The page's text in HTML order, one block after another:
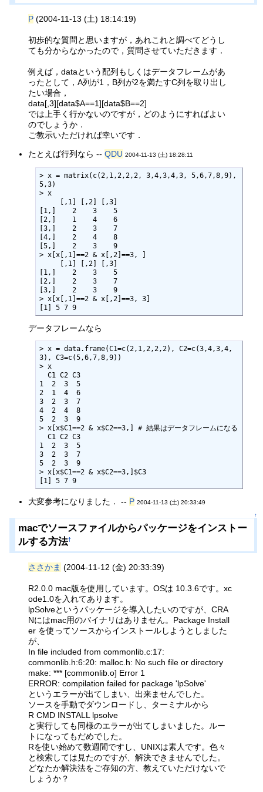
P (2004-11-13 (土) 18:14:19)
初歩的な質問と思いますが，あれこれと調べてどうし
ても分からなかったので，質問させていただきます．
例えば，dataという配列もしくはデータフレームがあ
ったとして，A列が1，B列が2を満たすC列を取り出し
たい場合，
data[,3][data$A==1][data$B==2]
では上手く行かないのですが，どのようにすればよい
のでしょうか．
ご教示いただければ幸いです．
たとえば行列なら --QDU 2004-11-13 (土) 18:28:11
> x = matrix(c(2,1,2,2,2, 3,4,3,4,3, 5,6,7,8,9),
5,3)
> x
[1,]    2    3    5
[2,]    1    4    6
[3,]    2    3    7
[4,]    2    4    8
[5,]    2    3    9
> x[x[,1]==2 & x[,2]==3, ]
[1,]    2    3    5
[2,]    2    3    7
[3,]    2    3    9
> x[x[,1]==2 & x[,2]==3, 3]
[1] 5 7 9
データフレームなら
> x = data.frame(C1=c(2,1,2,2,2), C2=c(3,4,3,4,
3), C3=c(5,6,7,8,9))
> x
1  2  3  5
2  1  4  6
3  2  3  7
4  2  4  8
5  2  3  9
> x[x$C1==2 & x$C2==3,] # 結果はデータフレームになる
1  2  3  5
3  2  3  7
5  2  3  9
> x[x$C1==2 & x$C2==3,]$C3
[1] 5 7 9
大変参考になりました． -- P 2004-11-13 (土) 20:33:49
↑
macでソースファイルからパッケージをインストー
ルする方法†
ささかま (2004-11-12 (金) 20:33:39)
R2.0.0 mac版を使用しています。OSは 10.3.6です。xc
ode1.0を入れてあります。
lpSolveというパッケージを導入したいのですが、CRA
Nにはmac用のバイナリはありません。Package Install
er を使ってソースからインストールしようとしました
が、
In file included from commonlib.c:17:
commonlib.h:6:20: malloc.h: No such file or directory
make: *** [commonlib.o] Error 1
ERROR: compilation failed for package 'lpSolve'
というエラーが出てしまい、出来ませんでした。
ソースを手動でダウンロードし、ターミナルから
R CMD INSTALL lpsolve
と実行しても同様のエラーが出てしまいました。ルー
トになってもだめでした。
Rを使い始めて数週間ですし、UNIXは素人です。色々
と検索しては見たのですが、解決できませんでした。
どなたか解決法をご存知の方、教えていただけないで
しょうか？